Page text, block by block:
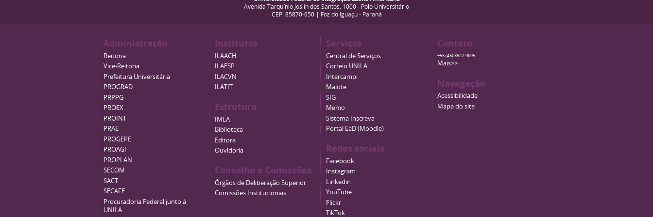
Avenida Tarquínio Joslin dos Santos, 1000 - Polo Universitário
CEP: 85870-650 | Foz do Iguaçu - Paraná
Administração
Reitoria
Vice-Reitoria
Prefeitura Universitária
PROGRAD
PRPPG
PROEX
PROINT
PRAE
PROGEPE
PROAGI
PROPLAN
SECOM
SACT
SECAFE
Procuradoria Federal junto à
UNILA
Institutos
ILAACH
ILAESP
ILACVN
ILATIT
Estrutura
IMEA
Biblioteca
Editora
Ouvidoria
Conselho e Comissões
Órgãos de Deliberação Superior
Comissões Institucionais
Serviços
Central de Serviços
Correio UNILA
Intercampi
Malote
SIG
Memo
Sistema Inscreva
Portal EaD (Moodle)
Redes sociais
Facebook
Instagram
Linkedin
YouTube
Flickr
TikTok
Contato
+55 (45) 3522-9695
Mais>>
Navegação
Acessibilidade
Mapa do site